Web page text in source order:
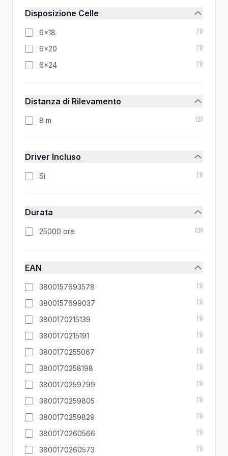
Disposizione Celle
6x18 (1)
6x20 (1)
6x24 (1)
Distanza di Rilevamento
8 m (2)
Driver Incluso
Sì (1)
Durata
25000 ore (3)
EAN
3800157693578 (1)
3800157699037 (1)
3800170215139 (1)
3800170215191 (1)
3800170255067 (1)
3800170258198 (1)
3800170259799 (1)
3800170259805 (1)
3800170259829 (1)
3800170260566 (1)
3800170260573 (1)